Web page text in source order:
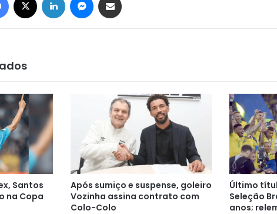
Santos
na Copa
Após sumiço e suspense, goleiro
Vozinha assina contrato com
Colo-Colo
Último
Seleção
anos;